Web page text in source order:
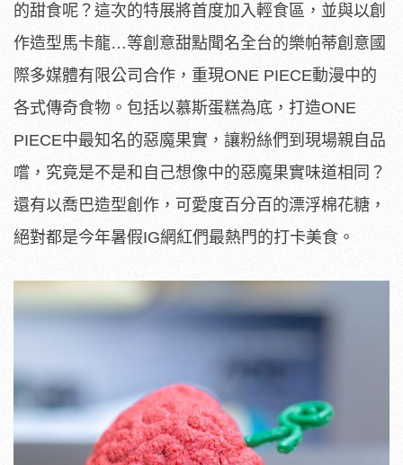
的甜食呢？這次的特展將首度加入輕食區，並與以創
作造型馬卡龍…等創意甜點聞名全台的樂帕蒂創意國
際多媒體有限公司合作，重現ONE PIECE動漫中的
各式傳奇食物。包括以慕斯蛋糕為底，打造ONE
PIECE中最知名的惡魔果實，讓粉絲們到現場親自品
嚐，究竟是不是和自己想像中的惡魔果實味道相同？
還有以喬巴造型創作，可愛度百分百的漂浮棉花糖，
絕對都是今年暑假IG網紅們最熱門的打卡美食。